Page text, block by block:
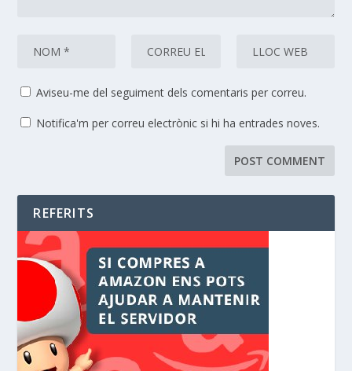
Aviseu-me del seguiment dels comentaris per correu.
Notifica'm per correu electrònic si hi ha entrades noves.
REFERITS